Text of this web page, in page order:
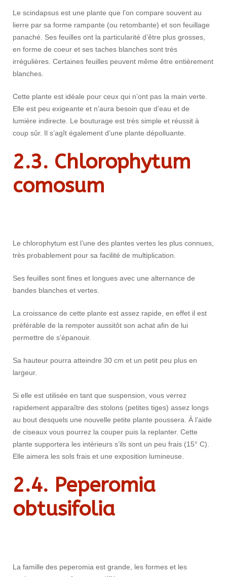
Le scindapsus est une plante que l’on compare souvent au
lierre par sa forme rampante (ou retombante) et son feuillage
panaché. Ses feuilles ont la particularité d’être plus grosses,
en forme de coeur et ses taches blanches sont très
irrégulières. Certaines feuilles peuvent même être entièrement
blanches.
Cette plante est idéale pour ceux qui n’ont pas la main verte.
Elle est peu exigeante et n’aura besoin que d’eau et de
lumière indirecte. Le bouturage est très simple et réussit à
coup sûr. Il s’agît également d’une plante dépolluante.
2.3. Chlorophytum
comosum
Le chlorophytum est l’une des plantes vertes les plus connues,
très probablement pour sa facilité de multiplication.
Ses feuilles sont fines et longues avec une alternance de
bandes blanches et vertes.
La croissance de cette plante est assez rapide, en effet il est
préférable de la rempoter aussitôt son achat afin de lui
permettre de s’épanouir.
Sa hauteur pourra atteindre 30 cm et un petit peu plus en
largeur.
Si elle est utilisée en tant que suspension, vous verrez
rapidement apparaître des stolons (petites tiges) assez longs
au bout desquels une nouvelle petite plante poussera. À l’aide
de ciseaux vous pourrez la couper puis la replanter. Cette
plante supportera les intérieurs s’ils sont un peu frais (15° C).
Elle aimera les sols frais et une exposition lumineuse.
2.4. Peperomia
obtusifolia
La famille des peperomia est grande, les formes et les